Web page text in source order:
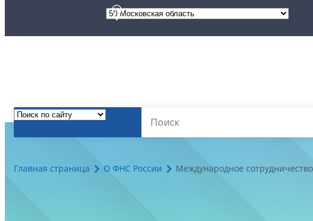
Главная страница О ФНС России Международное сотрудничество